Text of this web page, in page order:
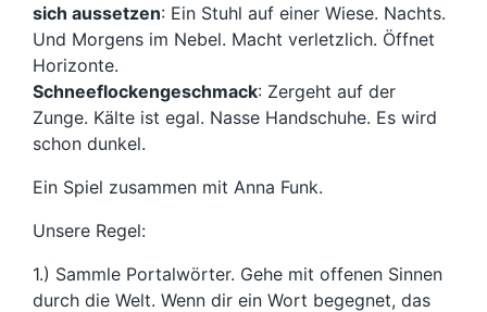
sich aussetzen: Ein Stuhl auf einer Wiese. Nachts.
Und Morgens im Nebel. Macht verletzlich. Öffnet
Horizonte.
Schneeflockengeschmack: Zergeht auf der
Zunge. Kälte ist egal. Nasse Handschuhe. Es wird
schon dunkel.
Ein Spiel zusammen mit Anna Funk.
Unsere Regel:
1.) Sammle Portalwörter. Gehe mit offenen Sinnen
durch die Welt. Wenn dir ein Wort begegnet, das